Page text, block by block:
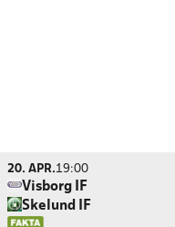
20. APR.19:00
Visborg IF
Skelund IF